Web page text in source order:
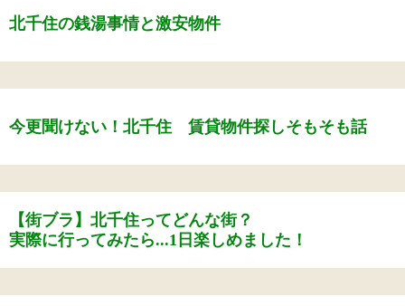
北千住の銭湯事情と激安物件
今更聞けない！北千住 賃貸物件探しそもそも話
【街ブラ】北千住ってどんな街？
実際に行ってみたら...1日楽しめました！